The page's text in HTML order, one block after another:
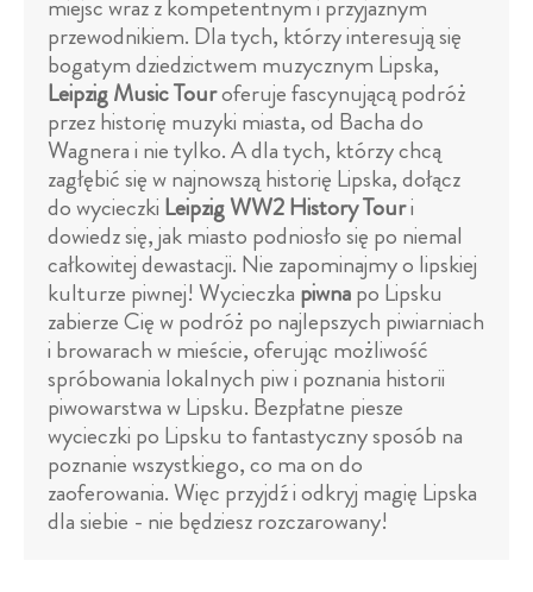
miejsc wraz z kompetentnym i przyjaznym
przewodnikiem. Dla tych, którzy interesują się
bogatym dziedzictwem muzycznym Lipska,
Leipzig Music Touroferuje fascynującą podróż
przez historię muzyki miasta, od Bacha do
Wagnera i nie tylko. A dla tych, którzy chcą
zagłębić się w najnowszą historię Lipska, dołącz
do wycieczki Leipzig WW2 History Touri
dowiedz się, jak miasto podniosło się po niemal
całkowitej dewastacji. Nie zapominajmy o lipskiej
kulturze piwnej! Wycieczka piwnapo Lipsku
zabierze Cię w podróż po najlepszych piwiarniach
i browarach w mieście, oferując możliwość
spróbowania lokalnych piw i poznania historii
piwowarstwa w Lipsku. Bezpłatne piesze
wycieczki po Lipsku to fantastyczny sposób na
poznanie wszystkiego, co ma on do
zaoferowania. Więc przyjdź i odkryj magię Lipska
dla siebie - nie będziesz rozczarowany!